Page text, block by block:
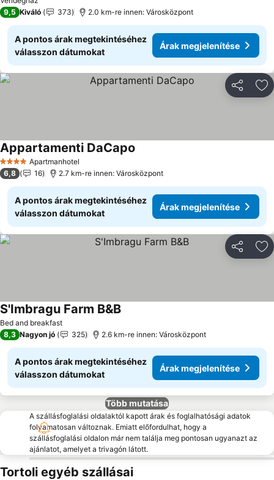
9,5 Kiváló 373 2.0 km-re innen: Városközpont
A pontos árak megtekintéséhez
válasszon dátumokat
Árak megjelenítése
4 KategóriaApartmanhotel
Appartamenti DaCapo
6,8 16 2.7 km-re innen: Városközpont
A pontos árak megtekintéséhez
válasszon dátumokat
Árak megjelenítése
Bed and breakfast
S'Imbragu Farm B&B
8,3 Nagyon jó 325 2.6 km-re innen: Városközpont
A pontos árak megtekintéséhez
válasszon dátumokat
Árak megjelenítése
Több mutatása
A szállásfoglalási oldalaktól kapott árak és foglalhatósági adatok
folyamatosan változnak. Emiatt előfordulhat, hogy a
szállásfoglalási oldalon már nem találja meg pontosan ugyanazt az
ajánlatot, amelyet a trivagón látott.
Tortoli egyéb szállásai